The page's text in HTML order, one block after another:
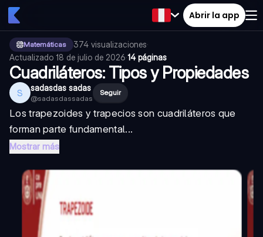
Abrir la app
Matemáticas 374 visualizaciones·
Actualizado 18 de julio de 2026·14 páginas
Cuadriláteros: Tipos y Propiedades
S sadasdas sadas
@sadasdassadas
Seguir
Los trapezoides y trapecios son cuadriláteros que
forman parte fundamental...
Mostrar más